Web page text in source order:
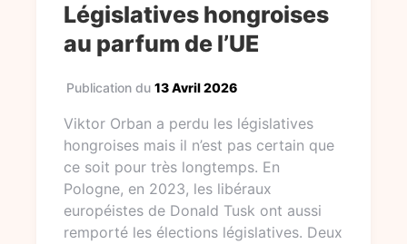
Législatives hongroises
au parfum de l’UE
Publication du 13 Avril 2026
Viktor Orban a perdu les législatives
hongroises mais il n’est pas certain que
ce soit pour très longtemps. En
Pologne, en 2023, les libéraux
européistes de Donald Tusk ont aussi
remporté les élections législatives. Deux